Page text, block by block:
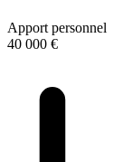
Apport personnel
40 000 €